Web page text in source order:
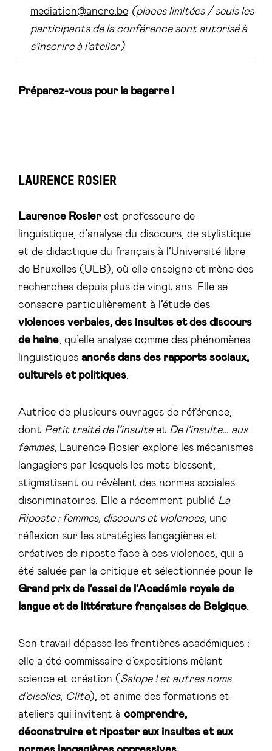
mediation@ancre.be (places limitées /seuls les
participants de la conférence sont autorisé à
s'inscrire à l'atelier)
Préparez-vous pour la bagarre !
LAURENCE ROSIER
Laurence Rosierest professeure de
linguistique, d’analyse du discours, de stylistique
et de didactique du français à l’Université libre
de Bruxelles (ULB), où elle enseigne et mène des
recherches depuis plus de vingt ans. Elle se
consacre particulièrement à l’étude des
violences verbales, des insultes et des discours
de haine, qu’elle analyse comme des phénomènes
linguistiques ancrés dans des rapports sociaux,
culturels et politiques.
Autrice de plusieurs ouvrages de référence,
dont Petit traité de l’insulteet De l’insulte… aux
femmes, Laurence Rosier explore les mécanismes
langagiers par lesquels les mots blessent,
stigmatisent ou révèlent des normes sociales
discriminatoires. Elle a récemment publié La
Riposte : femmes, discours et violences, une
réflexion sur les stratégies langagières et
créatives de riposte face à ces violences, qui a
été saluée par la critique et sélectionnée pour le
Grand prix de l’essai de l’Académie royale de
langue et de littérature françaises de Belgique.
Son travail dépasse les frontières académiques :
elle a été commissaire d’expositions mêlant
science et création (Salope ! et autres noms
d’oiselles, Clito), et anime des formations et
ateliers qui invitent à comprendre,
déconstruire et riposter aux insultes et aux